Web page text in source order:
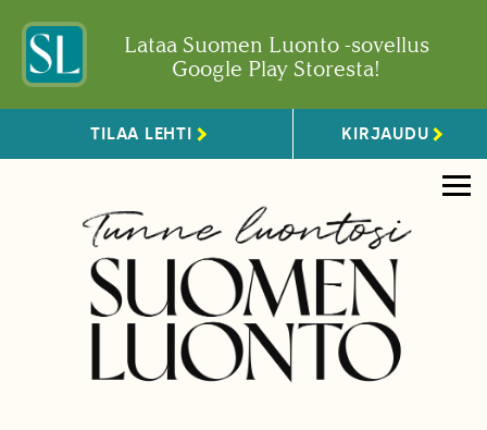
Lataa Suomen Luonto -sovellus
Google Play Storesta!
TILAA LEHTI KIRJAUDU